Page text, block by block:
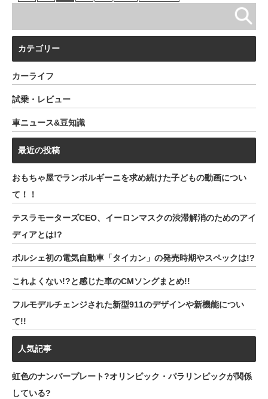
カテゴリー
カーライフ
試乗・レビュー
車ニュース&豆知識
最近の投稿
おもちゃ屋でランボルギーニを求め続けた子どもの動画につい
て！！
テスラモーターズCEO、イーロンマスクの渋滞解消のためのアイ
ディアとは!?
ポルシェ初の電気自動車「タイカン」の発売時期やスペックは!?
これよくない!?と感じた車のCMソングまとめ!!
フルモデルチェンジされた新型911のデザインや新機能につい
て!!
人気記事
虹色のナンバープレート?オリンピック・パラリンピックが関係
している?